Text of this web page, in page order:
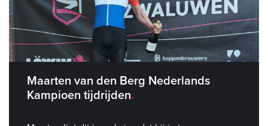
Maarten van den Berg Nederlands
Kampioen tijdrijden